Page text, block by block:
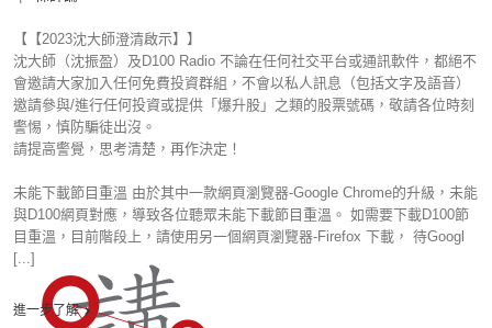
【【2023沈大師澄清啟示】】
沈大師（沈振盈）及D100 Radio 不論在任何社交平台或通訊軟件，都絕不
會邀請大家加入任何免費投資群組，不會以私人訊息（包括文字及語音）
邀請參與/進行任何投資或提供「爆升股」之類的股票號碼，敬請各位時刻
警惕，慎防騙徒出沒。
請提高警覺，思考清楚，再作決定！
未能下載節目重溫 由於其中一款網頁瀏覽器-Google Chrome的升級，未能
與D100網頁對應，導致各位聽眾未能下載節目重溫。 如需要下載D100節
目重溫，目前階段上，請使用另一個網頁瀏覽器-Firefox 下載， 待Googl
[...]
進一步了解